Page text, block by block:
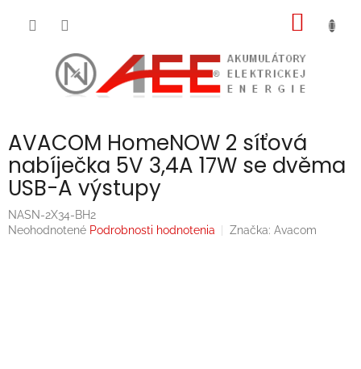
AVACOM HomeNOW 2 síťová
nabíječka 5V 3,4A 17W se dvěma
USB-A výstupy
NASN-2X34-BH2
Priemerné
Neohodnotené Podrobnosti hodnotenia Značka: Avacom